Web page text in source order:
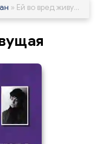
» Ей во вред живущая